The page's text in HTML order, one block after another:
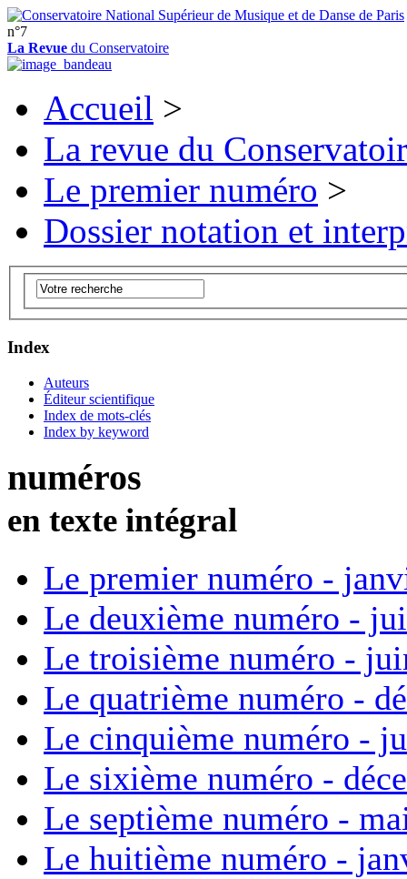
n°7
La Revue du Conservatoire
Accueil >
La revue du
Le premier numéro >
Dossier notation et
Index
Auteurs
Éditeur scientifique
Index de mots-clés
Index by keyword
numéros
en texte intégral
Le premier numéro -
Le deuxième numéro -
Le troisième numéro -
Le quatrième numéro -
Le cinquième numéro -
Le sixième numéro -
Le septième numéro -
Le huitième numéro -